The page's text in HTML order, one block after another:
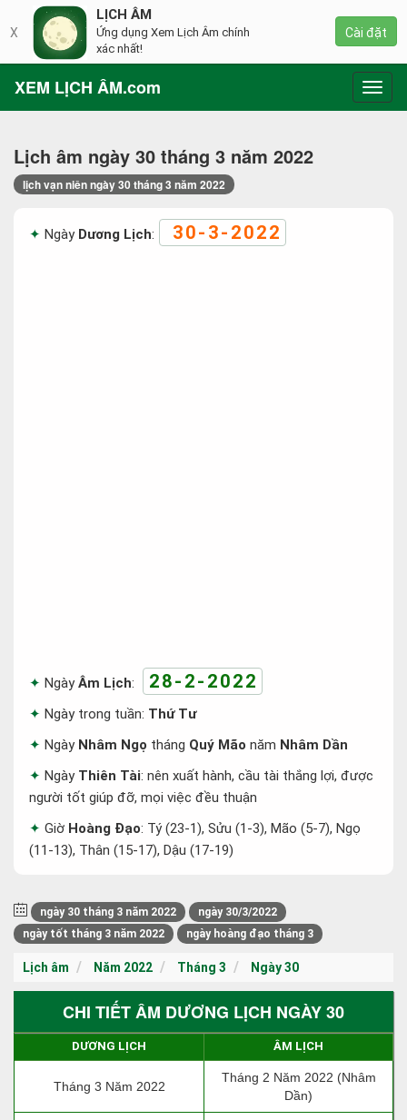
XEM LỊCH ÂM.com
Lịch âm ngày 30 tháng 3 năm 2022
lịch vạn niên ngày 30 tháng 3 năm 2022
Ngày Dương Lịch: 30-3-2022
NgàyÂm Lịch: 28-2-2022
Ngày trong tuần: Thứ Tư
Ngày Nhâm Ngọ tháng Quý Mão năm Nhâm Dần
Ngày Thiên Tài: nên xuất hành, cầu tài thắng lợi, được
người tốt giúp đỡ, mọi việc đều thuận
Giờ Hoàng Đạo: Tý (23-1), Sửu (1-3), Mão (5-7), Ngọ
(11-13), Thân (15-17), Dậu (17-19)
ngày 30 tháng 3 năm 2022
ngày 30/3/2022
ngày tốt tháng 3 năm 2022
ngày hoàng đạo tháng 3
Lịch âm Năm 2022 Tháng 3 Ngày 30
CHI TIẾT ÂM DƯƠNG LỊCH NGÀY 30
DƯƠNG LỊCH ÂM LỊCH
Tháng 3 Năm 2022
Tháng 2 Năm 2022 (Nhâm
Dần)
X
LỊCH ÂM
Ứng dụng Xem Lịch Âm chính
xác nhất!
Cài đặt